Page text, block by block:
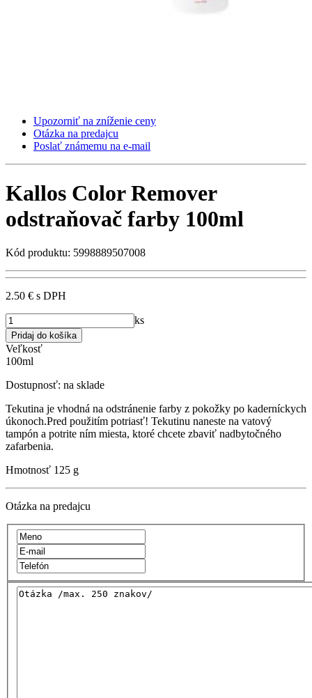
Upozorniť na zníženie ceny
Otázka na predajcu
Poslať známemu na e-mail
Kallos Color Remover
odstraňovač farby 100ml
Kód produktu: 5998889507008
2.50 € s DPH
ks
Veľkosť
100ml
Dostupnosť: na sklade
Tekutina je vhodná na odstránenie farby z pokožky po kaderníckych
úkonoch.Pred použitím potriasť! Tekutinu naneste na vatový
tampón a potrite ním miesta, ktoré chcete zbaviť nadbytočného
zafarbenia.
Hmotnosť 125 g
Otázka na predajcu